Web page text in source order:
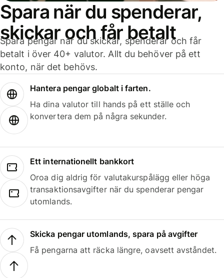
Spara när du spenderar,
skickar och får betalt
Spara pengar när du skickar, spenderar och får
betalt i över 40+ valutor. Allt du behöver på ett
konto, när det behövs.
Hantera pengar globalt i farten.
Ha dina valutor till hands på ett ställe och
konvertera dem på några sekunder.
Ett internationellt bankkort
Oroa dig aldrig för valutakurspålägg eller höga
transaktionsavgifter när du spenderar pengar
utomlands.
Skicka pengar utomlands, spara på avgifter
Få pengarna att räcka längre, oavsett avståndet.